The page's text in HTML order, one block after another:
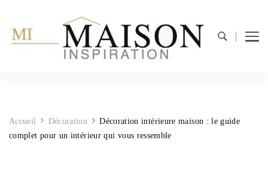
Accueil Décoration
Décoration intérieure maison : le guide
complet pour un intérieur qui vous ressemble